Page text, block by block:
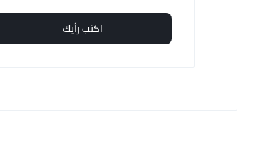
اكتب رأيك